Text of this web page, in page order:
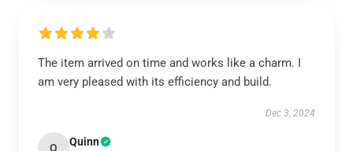
The item arrived on time and works like a charm. I
am very pleased with its efficiency and build.
Dec 3, 2024
Q Quinn